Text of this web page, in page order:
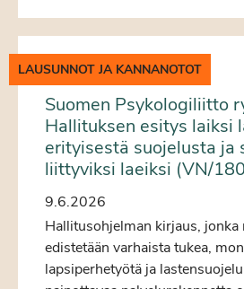
LAUSUNNOT JA KANNANOTOT
Suomen Psykologiliitto
Hallituksen esitys laiksi
erityisestä suojelusta ja
liittyviksi laeiksi (VN/
9.6.2026
Hallitusohjelman kirjaus, jonka
edistetään varhaista tukea,
lapsiperhetyötä ja